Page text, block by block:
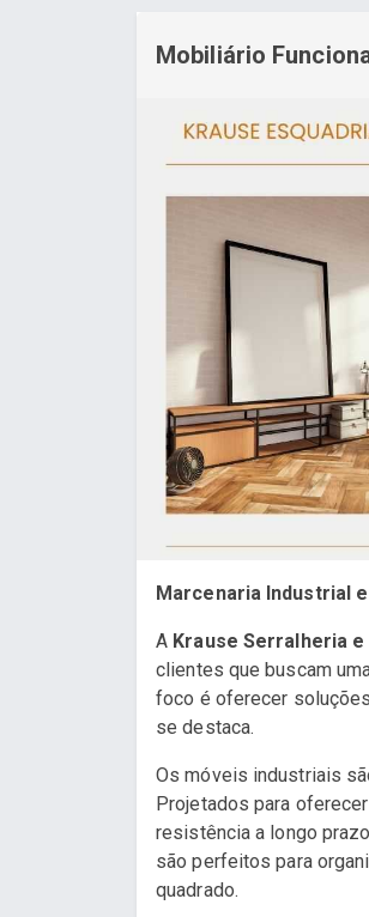
Mobiliário
Marcenaria Industrial
A Krause Serralheria e
clientes que buscam
foco é oferecer
se destaca.
Os móveis industriais
Projetados para
resistência a longo
são perfeitos para
quadrado.